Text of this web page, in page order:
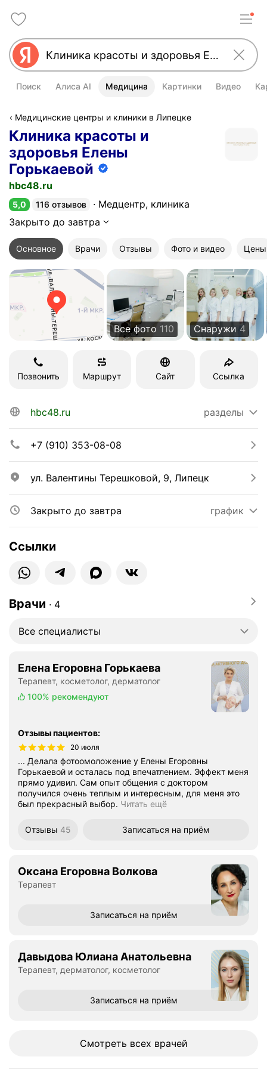
Поиск Алиса AI Медицина Картинки Видео
Медицинские центры и клиники в Липецке
Клиника красоты и
здоровья Елены
Горькаевой
Информация об организации
hbc48.ru
Рейтинг 5,0 из 5
5,0 116 отзывов
Медцентр, клиника
Закрыто до завтра
Основное Врачи Отзывы Фото и видео Цены
Все фото 110 Снаружи4
Позвонить Маршрут Сайт Ссылка
hbc48.ru разделы
+7 (910) 353-08-08
ул. Валентины Терешковой, 9, Липецк
Закрыто до завтра график
Ссылки
Врачи ∙ 4
Все специалисты
Елена Егоровна Горькаева
Терапевт, косметолог, дерматолог
100% рекомендуют
Отзывы пациентов:
20 июля
... Делала фотоомоложение у Елены Егоровны
Горькаевой и осталась под впечатлением. Эффект меня
прямо удивил. Сам опыт общения с доктором
получился очень теплым и интересным, для меня это
был прекрасный выбор. Читать ещё
Отзывы 45 Записаться на приём
Оксана Егоровна Волкова
Терапевт
Записаться на приём
Давыдова Юлиана Анатольевна
Терапевт, дерматолог, косметолог
Записаться на приём
Смотреть всех врачей